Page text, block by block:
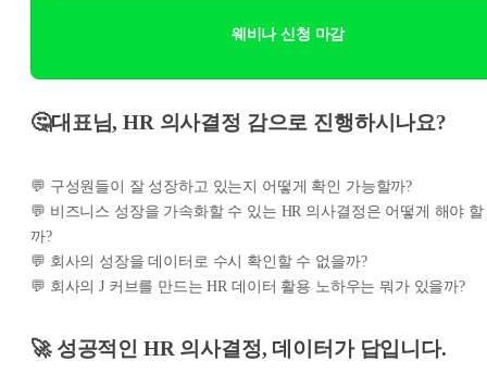
웨비나 신청 마감
🤔대표님, HR 의사결정 감으로 진행하시나요?
💬 구성원들이 잘 성장하고 있는지 어떻게 확인 가능할까?
💬 비즈니스 성장을 가속화할 수 있는 HR 의사결정은 어떻게 해야 할
까?
💬 회사의 성장을 데이터로 수시 확인할 수 없을까?
💬 회사의 J 커브를 만드는 HR 데이터 활용 노하우는 뭐가 있을까?
🚀 성공적인 HR 의사결정, 데이터가 답입니다.